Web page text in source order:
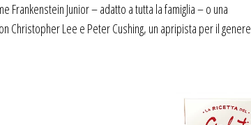
Frankenstein Junior – adatto a tutta la famiglia – o una
Christopher Lee e Peter Cushing, un apripista per il genere